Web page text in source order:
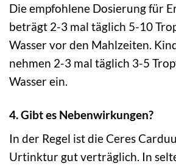
Die empfohlene Dosierung für
beträgt 2-3 mal täglich 5-10
Wasser vor den Mahlzeiten.
nehmen 2-3 mal täglich 3-5
Wasser ein.
4. Gibt es Nebenwirkungen?
In der Regel ist die Ceres
Urtinktur gut verträglich. In